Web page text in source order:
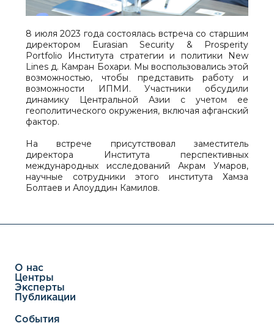
8 июля 2023 года состоялась встреча со старшим
директором Eurasian Security & Prosperity
Portfolio Института стратегии и политики New
Lines д. Камран Бохари. Мы воспользовались этой
возможностью, чтобы представить работу и
возможности ИПМИ. Участники обсудили
динамику Центральной Азии с учетом ее
геополитического окружения, включая афганский
фактор.
На встрече присутствовал заместитель
директора Института перспективных
международных исследований Акрам Умаров,
научные сотрудники этого института Хамза
Болтаев и Алоуддин Камилов.
О нас
Центры
Эксперты
Публикации
События